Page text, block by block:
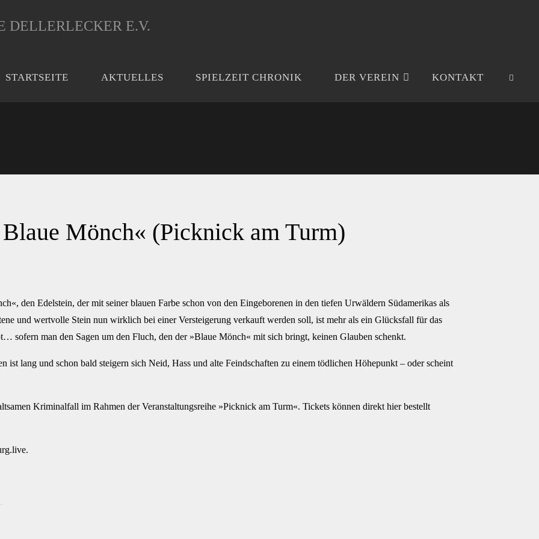
DELLERLECKER E.V.
STARTSEITE AKTUELLES SPIELZEIT CHRONIK DER VEREIN KONTAKT
Krimi-Dinner »Der Blaue Mönch« (Picknick am Turm)
Mönch« (Picknick am Turm)
den Edelstein, der mit seiner blauen Farbe schon von den Eingeborenen in den tiefen Urwäldern Südamerikas als
und wertvolle Stein nun wirklich bei einer Versteigerung verkauft werden soll, ist mehr als ein Glücksfall für das
sofern man den Sagen um den Fluch, den der »Blaue Mönch« mit sich bringt, keinen Glauben schenkt.
ist lang und schon bald steigern sich Neid, Hass und alte Feindschaften zu einem tödlichen Höhepunkt – oder scheint
Kriminalfall im Rahmen der Veranstaltungsreihe »Picknick am Turm«. Tickets können direkt hier bestellt